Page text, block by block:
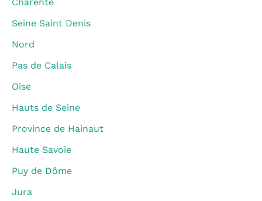
Seine Saint Denis
Nord
Pas de Calais
Oise
Hauts de Seine
Province de Hainaut
Haute Savoie
Puy de Dôme
Jura